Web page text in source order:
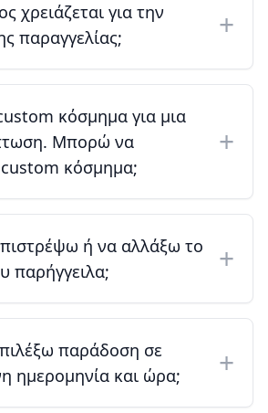
χρειάζεται για την
παραγγελίας;
+
κόσμημα για μια
Μπορώ να
κόσμημα;
+
ή να αλλάξω το
παρήγγειλα;
+
παράδοση σε
ημερομηνία και ώρα;
+